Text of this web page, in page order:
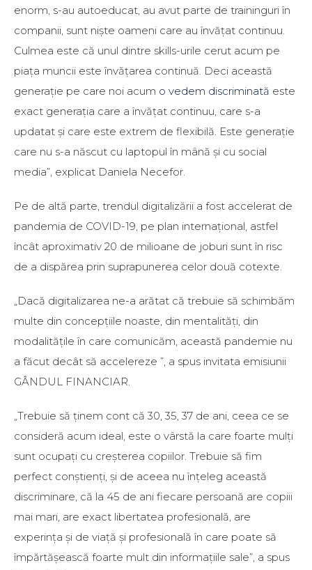
enorm, s-au autoeducat, au avut parte de traininguri în
companii, sunt niște oameni care au învățat continuu.
Culmea este că unul dintre skills-urile cerut acum pe
piața muncii este învățarea continuă. Deci această
generație pe care noi acum o vedem discriminată este
exact generația care a învățat continuu, care s-a
updatat și care este extrem de flexibilă. Este generație
care nu s-a născut cu laptopul în mână și cu social
media”, explicat Daniela Necefor.
Pe de altă parte, trendul digitalizării a fost accelerat de
pandemia de COVID-19, pe plan internațional, astfel
încât aproximativ 20 de milioane de joburi sunt în risc
de a dispărea prin suprapunerea celor două cotexte.
„Dacă digitalizarea ne-a arătat că trebuie să schimbăm
multe din concepțiile noaste, din mentalități, din
modalitățile în care comunicăm, această pandemie nu
a făcut decât să accelereze ”, a spus invitata emisiunii
GÂNDUL FINANCIAR.
„Trebuie să ținem cont că 30, 35, 37 de ani, ceea ce se
consideră acum ideal, este o vârstă la care foarte mulți
sunt ocupați cu creșterea copiilor. Trebuie să fim
perfect conștienți, și de aceea nu înțeleg această
discriminare, că la 45 de ani fiecare persoană are copiii
mai mari, are exact libertatea profesională, are
experința și de viață și profesională în care poate să
împărtășească foarte mult din informațiile sale”, a spus